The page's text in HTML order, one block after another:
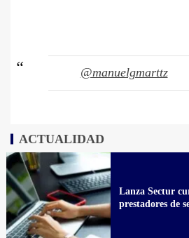
@manuelgmarttz
ACTUALIDAD
Lanza Sectur
prestadores de